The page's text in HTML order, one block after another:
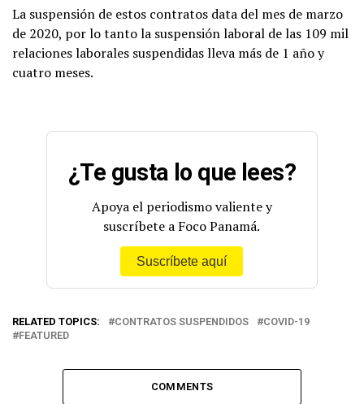
La suspensión de estos contratos data del mes de marzo
de 2020, por lo tanto la suspensión laboral de las 109 mil
relaciones laborales suspendidas lleva más de 1 año y
cuatro meses.
¿Te gusta lo que lees?
Apoya el periodismo valiente y
suscríbete a Foco Panamá.
Suscríbete aquí
RELATED TOPICS: CONTRATOS SUSPENDIDOS
COVID-19
FEATURED
COMMENTS